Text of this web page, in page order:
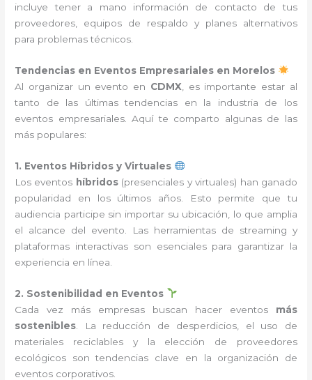
incluye tener a mano información de contacto de tus
proveedores, equipos de respaldo y planes alternativos
para problemas técnicos.
Tendencias en Eventos Empresariales en Morelos
Al organizar un evento en CDMX , es importante estar al
tanto de las últimas tendencias en la industria de los
eventos empresariales. Aquí te comparto algunas de las
más populares:
1. Eventos Híbridos y Virtuales
Los eventos híbridos(presenciales y virtuales) han ganado
popularidad en los últimos años. Esto permite que tu
audiencia participe sin importar su ubicación, lo que amplia
el alcance del evento. Las herramientas de streaming y
plataformas interactivas son esenciales para garantizar la
experiencia en línea.
2. Sostenibilidad en Eventos
Cada vez más empresas buscan hacer eventos más
sostenibles . La reducción de desperdicios, el uso de
materiales reciclables y la elección de proveedores
ecológicos son tendencias clave en la organización de
eventos corporativos.